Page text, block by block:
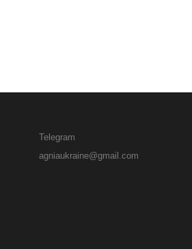
Telegram
agniaukraine@gmail.com